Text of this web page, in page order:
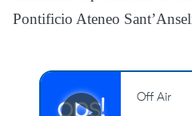
Pontificio Ateneo